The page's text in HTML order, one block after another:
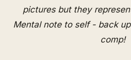
pictures but they
Mental note to self - back
comp!